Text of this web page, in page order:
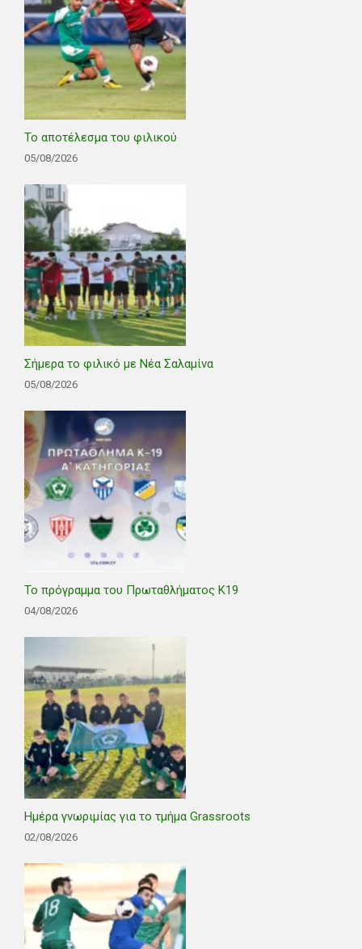
Το αποτέλεσμα του φιλικού
05/08/2026
Σήμερα το φιλικό με Νέα Σαλαμίνα
05/08/2026
Το πρόγραμμα του Πρωταθλήματος Κ19
04/08/2026
Ημέρα γνωριμίας για το τμήμα Grassroots
02/08/2026